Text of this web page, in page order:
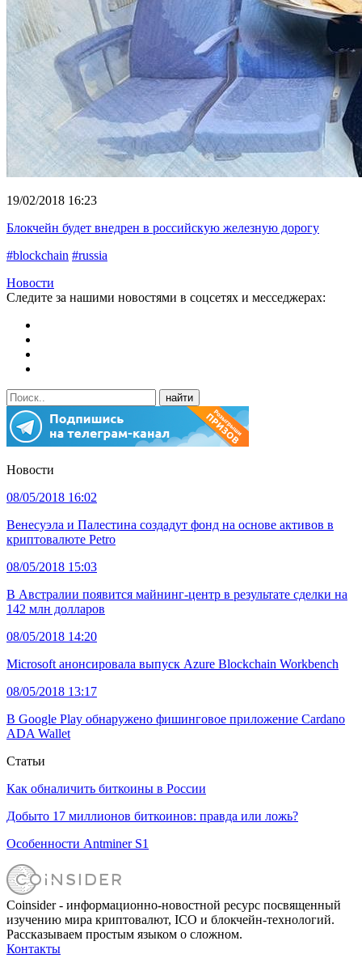
19/02/2018 16:23
Блокчейн будет внедрен в российскую железную дорогу
#blockchain #russia
Новости
Следите за нашими новостями в соцсетях и месседжерах:
Новости
08/05/2018 16:02
Венесуэла и Палестина создадут фонд на основе активов в
криптовалюте Petro
08/05/2018 15:03
В Австралии появится майнинг-центр в результате сделки на
142 млн долларов
08/05/2018 14:20
Microsoft анонсировала выпуск Azure Blockchain Workbench
08/05/2018 13:17
В Google Play обнаружено фишинговое приложение Cardano
ADA Wallet
Статьи
Как обналичить биткоины в России
Добыто 17 миллионов биткоинов: правда или ложь?
Особенности Antminer S1
Coinsider - информационно-новостной ресурс посвященный
изучению мира криптовалют, ICO и блокчейн-технологий.
Рассказываем простым языком о сложном.
Контакты